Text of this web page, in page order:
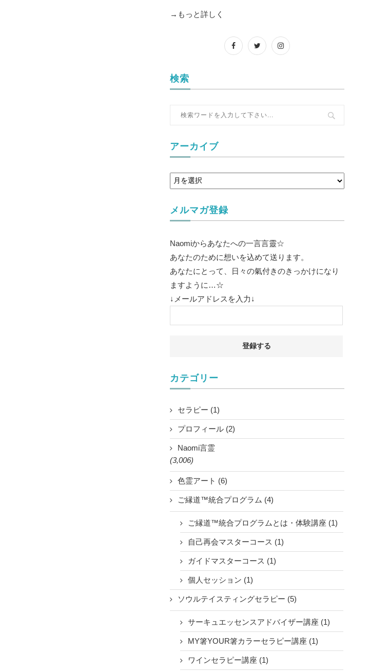
→もっと詳しく
検索
アーカイブ
メルマガ登録
Naomiからあなたへの一言言靈☆
あなたのために想いを込めて送ります。
あなたにとって、日々の氣付きのきっかけになり
ますように…☆
↓メールアドレスを入力↓
カテゴリー
セラピー (1)
プロフィール (2)
Naomi言霊
(3,006)
色霊アート (6)
ご縁道™統合プログラム (4)
ご縁道™統合プログラムとは・体験講座 (1)
自己再会マスターコース (1)
ガイドマスターコース (1)
個人セッション (1)
ソウルテイスティングセラピー (5)
サーキュエッセンスアドバイザー講座 (1)
MY箸YOUR箸カラーセラピー講座 (1)
ワインセラピー講座 (1)